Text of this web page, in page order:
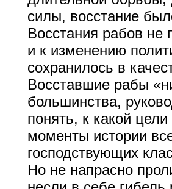
силы, восстание
Восстания рабов не
и к изменению
сохранилось в
Восставшие рабы
большинства,
понять, к какой
моменты истории
господствующих
Но не напрасно